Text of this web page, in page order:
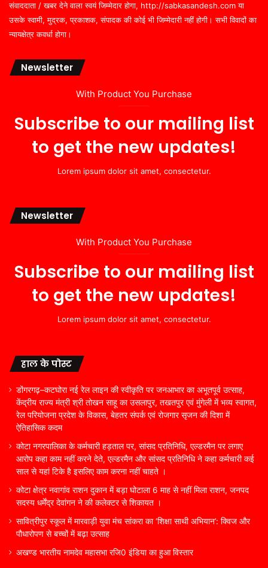
संवाददाता / खबर देने वाला स्वयं जिम्मेदार होगा, http://sabkasandesh.com या
उसके स्वामी, मुद्रक, प्रकाशक, संपादक की कोई भी जिम्मेदारी नहीं होगी। सभी विवादों का
न्यायक्षेत्र कवर्धा होगा।
Newsletter
With Product You Purchase
Subscribe to our mailing list
to get the new updates!
Lorem ipsum dolor sit amet, consectetur.
Newsletter
With Product You Purchase
Subscribe to our mailing list
to get the new updates!
Lorem ipsum dolor sit amet, consectetur.
हाल के पोस्ट
डोंगरगढ़–कटघोरा नई रेल लाइन की स्वीकृति पर जनआभार का अभूतपूर्व उत्साह,
केंद्रीय राज्य मंत्री श्री तोखन साहू का उसलापुर, तखतपुर एवं मुंगेली में भव्य स्वागत,
रेल परियोजना प्रदेश के विकास, बेहतर संपर्क एवं रोजगार सृजन की दिशा में
ऐतिहासिक कदम
कोटा नगरपालिका के कर्मचारी हड़ताल पर, सांसद प्रतिनिधि, एल्डरमैन पर लगाए
आरोप कहा काम नहीं करने देते, एल्डरमैन और सांसद प्रतिनिधि ने कहा कर्मचारी कई
साल से यहां टिके है इसलिए काम करना नहीं चाहते ।
कोटा क्षेत्र नवागांव राशन दुकान में बड़ा घोटाला 6 माह से नहीं मिला राशन, जनपद
सदस्य धर्मेंद्र देवांगन ने की कलेक्टर से शिकायत ।
सावित्रीपुर स्कूल में मारवाड़ी युवा मंच सांकरा का ‘शिक्षा साथी अभियान’: क्विज और
पौधारोपण से बच्चों में बढ़ा उत्साह
अखण्ड भारतीय नामदेव महासभा रजि0 इंडिया का हुआ विस्तार